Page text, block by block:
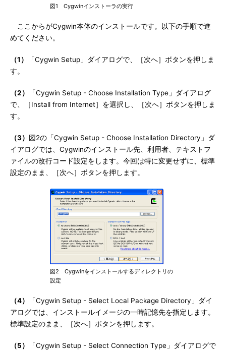
図1 Cygwinインストーラの実行
ここからがCygwin本体のインストールです。以下の手順で進
めてください。
（1）
「Cygwin Setup」ダイアログで、［次へ］ボタンを押しま
す。
（2）
「Cygwin Setup - Choose Installation Type」ダイアログ
で、［Install from Internet］を選択し、［次へ］ボタンを押しま
す。
（3） 図2の「Cygwin Setup - Choose Installation Directory」ダ
イアログでは、Cygwinのインストール先、利用者、テキストフ
ァイルの改行コード設定をします。今回は特に変更せずに、標準
設定のまま、［次へ］ボタンを押します。
図2 Cygwinをインストールするディレクトリの
設定
（4）
「Cygwin Setup - Select Local Package Directory」ダイ
アログでは、インストールイメージの一時記憶先を指定します。
標準設定のまま、［次へ］ボタンを押します。
（5）
「Cygwin Setup - Select Connection Type」ダイアログで